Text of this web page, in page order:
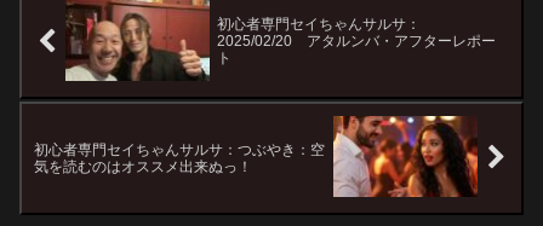
初心者専門セイちゃんサルサ：
2025/02/20 アタルンバ・アフターレポー
ト
初心者専門セイちゃんサルサ：つぶやき：空
気を読むのはオススメ出来ぬっ！